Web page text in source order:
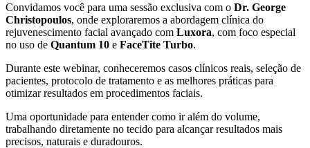
Convidamos você para uma sessão exclusiva com o Dr. George
Christopoulos, onde exploraremos a abordagem clínica do
rejuvenescimento facial avançado com Luxora, com foco especial
no uso de Quantum 10 e FaceTite Turbo.
Durante este webinar, conheceremos casos clínicos reais, seleção de
pacientes, protocolo de tratamento e as melhores práticas para
otimizar resultados em procedimentos faciais.
Uma oportunidade para entender como ir além do volume,
trabalhando diretamente no tecido para alcançar resultados mais
precisos, naturais e duradouros.